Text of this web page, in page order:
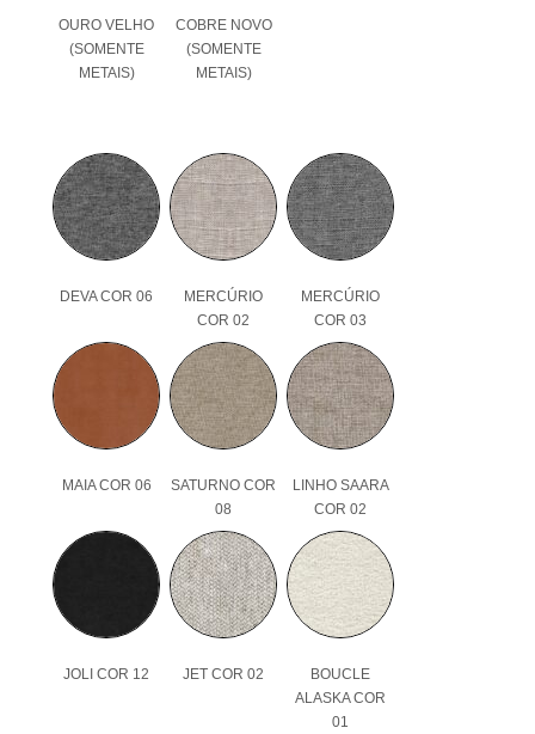
OURO VELHO
(SOMENTE
METAIS)
COBRE NOVO
(SOMENTE
METAIS)
DEVA COR 06
MERCÚRIO
COR 02
MERCÚRIO
COR 03
MAIA COR 06
SATURNO COR
08
LINHO SAARA
COR 02
JOLI COR 12 JET COR 02
BOUCLE
ALASKA COR
01